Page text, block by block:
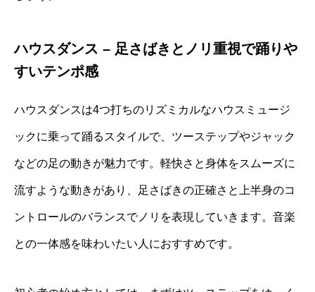
ハウスダンス – 足さばきとノリ重視で踊りや
すいテンポ感
ハウスダンスは4つ打ちのリズミカルなハウスミュージ
ックに乗って踊るスタイルで、ツーステップやジャック
などの足の動きが魅力です。軽快さと身体をスムーズに
流すような動きがあり、足さばきの正確さと上半身のコ
ントロールのバランスでノリを表現していきます。音楽
との一体感を味わいたい人におすすめです。